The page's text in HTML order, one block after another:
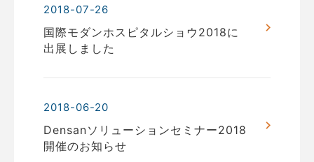
2018-07-26
国際モダンホスピタルショウ2018に
出展しました
2018-06-20
Densanソリューションセミナー2018
開催のお知らせ